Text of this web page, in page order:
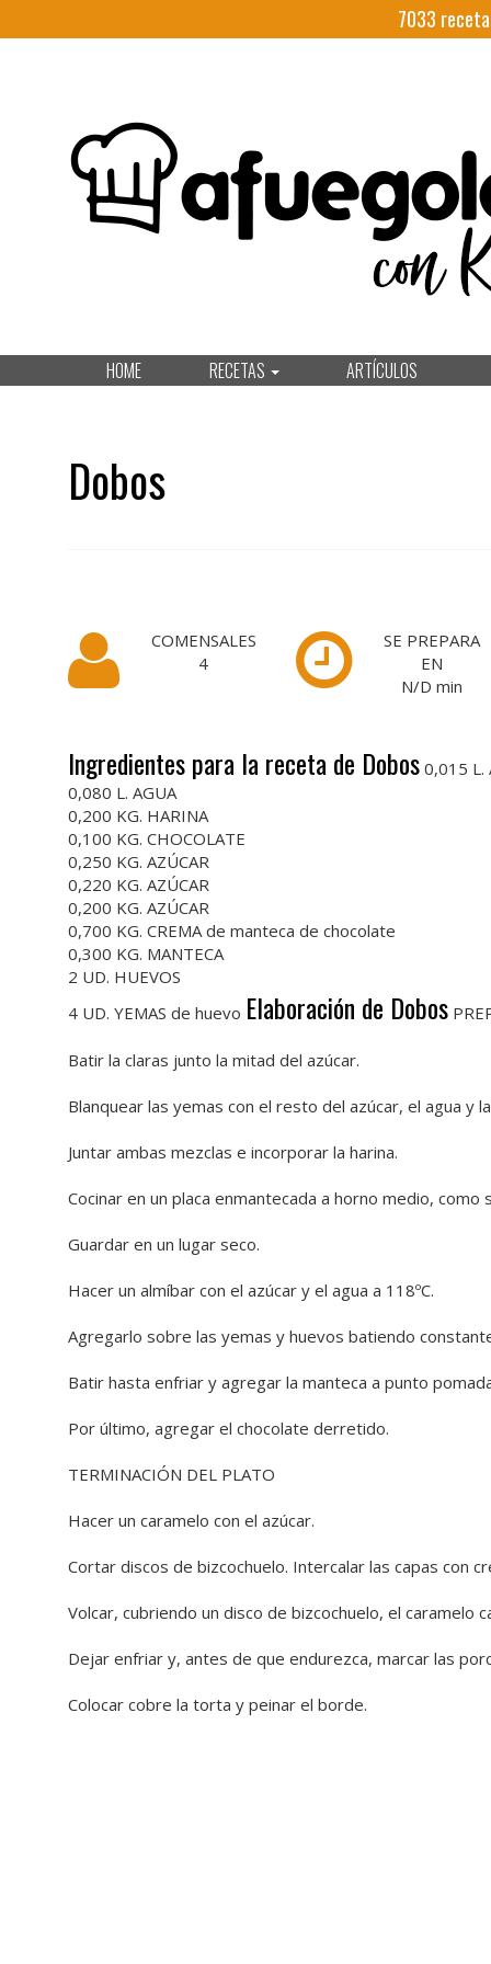
7033
HOME RECETAS ARTÍCULOS
Dobos
COMENSALES
4
SE PREPARA
EN
N/D min
Ingredientes para la receta de Dobos 0,015 L.
0,080 L. AGUA
0,200 KG. HARINA
0,100 KG. CHOCOLATE
0,250 KG. AZÚCAR
0,220 KG. AZÚCAR
0,200 KG. AZÚCAR
0,700 KG. CREMA de manteca de chocolate
0,300 KG. MANTECA
2 UD. HUEVOS
4 UD. YEMAS de huevo Elaboración de Dobos
Batir la claras junto la mitad del azúcar.
Blanquear las yemas con el resto del azúcar, el agua y
Juntar ambas mezclas e incorporar la harina.
Cocinar en un placa enmantecada a horno medio, como
Guardar en un lugar seco.
Hacer un almíbar con el azúcar y el agua a 118ºC.
Agregarlo sobre las yemas y huevos batiendo
Batir hasta enfriar y agregar la manteca a punto
Por último, agregar el chocolate derretido.
TERMINACIÓN DEL PLATO
Hacer un caramelo con el azúcar.
Cortar discos de bizcochuelo. Intercalar las capas con
Volcar, cubriendo un disco de bizcochuelo, el caramelo
Dejar enfriar y, antes de que endurezca, marcar las
Colocar cobre la torta y peinar el borde.